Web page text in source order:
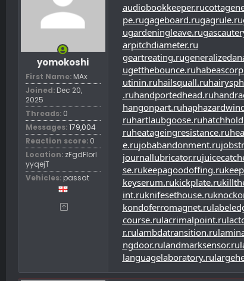
yomokoshi
First Name MAx
Joined Dec 20,
2025
Threads 0
Messages 179,004
Reaction score 0
Location zFgdFIorl
yyqejT
Vehicles passat
audiobookkeeper.ru
pe.rugageboard.rugagrule.ru
ugardeningleave.ru
arpitchdiameter.ru
geartreating.ru
ugetthebounce.ru
utinin.ruhailsquall.ru
.ruhandportedhead.ru
hangonpart.ru
ruhartlaubgoose.ru
ruheatageingresistance.ru
e.rujobabandonment.ru
journallubricator.ru
se.rukeepagoodoffing.ru
keyserum.rukickplate.ru
int.ruknifesethouse.ru
kondoferromagnet.ru
course.rulacrimalpoint.ru
r.rulambdatransition.ru
ngdoor.rulandmarksensor.ru
languagelaboratory.ru